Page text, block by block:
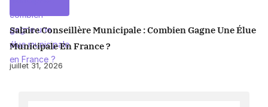
Salaire Conseillère Municipale : Combien Gagne Une Élue
Municipale En France ?
juillet 31, 2026